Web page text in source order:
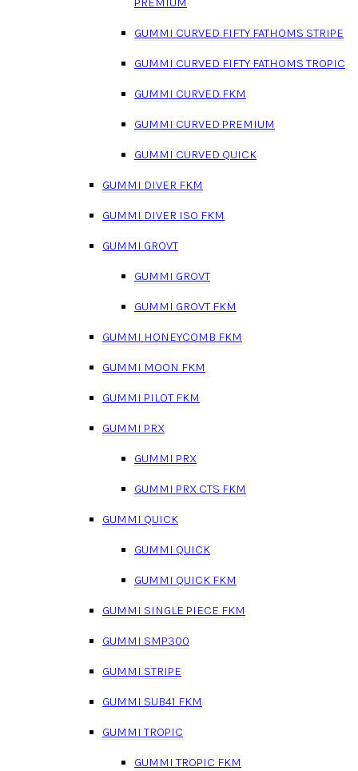
GUMMI CURVED FIFTY FATHOMS STRIPE
GUMMI CURVED FIFTY FATHOMS TROPIC
GUMMI CURVED FKM
GUMMI CURVED PREMIUM
GUMMI CURVED QUICK
GUMMI DIVER FKM
GUMMI DIVER ISO FKM
GUMMI GROVT
GUMMI GROVT
GUMMI GROVT FKM
GUMMI HONEYCOMB FKM
GUMMI MOON FKM
GUMMI PILOT FKM
GUMMI PRX
GUMMI PRX
GUMMI PRX CTS FKM
GUMMI QUICK
GUMMI QUICK
GUMMI QUICK FKM
GUMMI SINGLE PIECE FKM
GUMMI SMP300
GUMMI STRIPE
GUMMI SUB41 FKM
GUMMI TROPIC
GUMMI TROPIC FKM